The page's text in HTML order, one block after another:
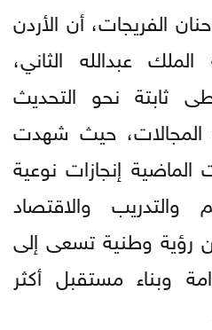
الفريجات، أن الأردن
عبدالله الثاني،
ثابتة نحو التحديث
المجالات، حيث شهدت
الماضية إنجازات نوعية
والاقتصاد
رؤية وطنية تسعى إلى
وبناء مستقبل أكثر